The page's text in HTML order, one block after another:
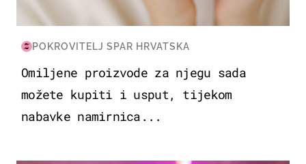
POKROVITELJ SPAR HRVATSKA
Omiljene proizvode za njegu sada
možete kupiti i usput, tijekom
nabavke namirnica...